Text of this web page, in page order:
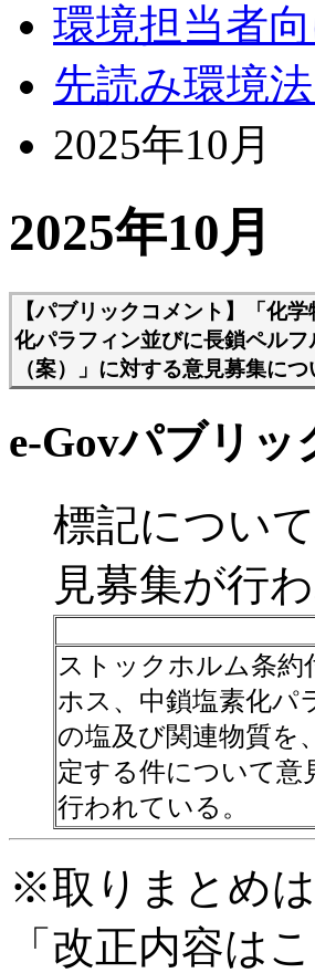
環境担当者
先読み環境
2025年10月
2025年10月
【パブリックコメント】
「化
化パラフィン並びに長鎖ペル
（案）」に対する意見募集につ
e-Govパブリッ
標記につい
見募集が行
ストックホルム条
ホス、中鎖塩素化パ
の塩及び関連物質を
定する件について意
行われている。
※取りまとめ
「改正内容は